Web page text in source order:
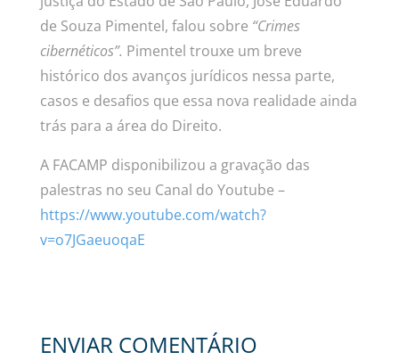
de Souza Pimentel, falou sobre “Crimes
cibernéticos”. Pimentel trouxe um breve
histórico dos avanços jurídicos nessa parte,
casos e desafios que essa nova realidade ainda
trás para a área do Direito.
A FACAMP disponibilizou a gravação das
palestras no seu Canal do Youtube –
https://www.youtube.com/watch?
v=o7JGaeuoqaE
ENVIAR COMENTÁRIO